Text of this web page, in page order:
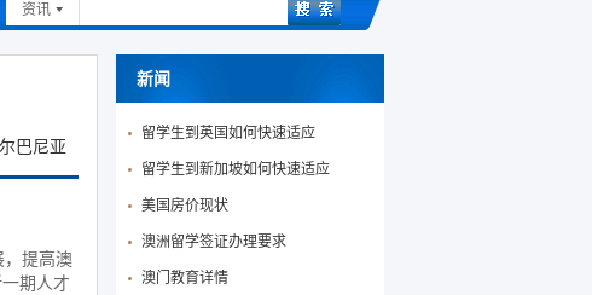
资讯
巴尼亚
，提高澳
期人才
新闻
留学生到英国如何快速适应
留学生到新加坡如何快速适应
美国房价现状
澳洲留学签证办理要求
澳门教育详情